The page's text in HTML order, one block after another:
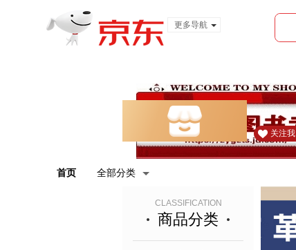
更多导航
关注我
首页 全部分类
CLASSIFICATION
商品分类